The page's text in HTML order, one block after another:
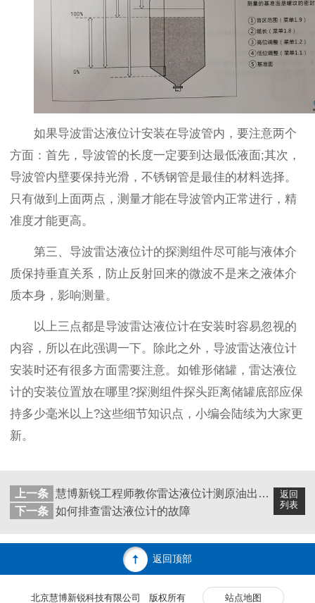
如果导波雷达液位计安装在导波管内，要注意两个
方面：首先，导波管的长度一定要到达最低液面;其次，
导波管内壁要保持光滑，不锈钢管是最佳的材料选择。
只有做到上面两点，测量才能在导波管内正常进行，精
准度才能更高。
第三、导波雷达液位计的探测组件尽可能与液体介
质保持垂直关系，防止反射回来的微波不是来之液体介
质本身，影响测量。
以上三点都是导波雷达液位计在安装时容易忽视的
内容，所以在此强调一下。除此之外，导波雷达液位计
安装时还有很多方面需要注意。如锥形储罐，雷达液位
计的安装位置放在哪里?探测组件探头距离储罐底部应保
持多少毫米以上?这些细节知识点，小编会陆续为大家更
新。
返回
列表
上一条 慧博新锐工程师教你雷达液位计测原油出现跳变如何解决
下一条 如何排查雷达液位计的故障
返回顶部
北京慧博新锐科技有限公司 版权所有 站点地图